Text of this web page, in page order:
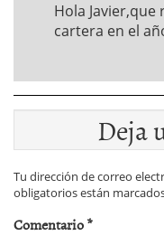
Hola
cartera en el
Deja
Tu dirección de correo
obligatorios están
Comentario*